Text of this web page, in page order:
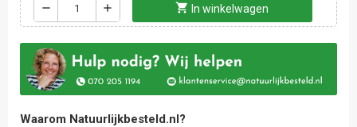
remove add shopping_cart In winkelwagen
Waarom Natuurlijkbesteld.nl?